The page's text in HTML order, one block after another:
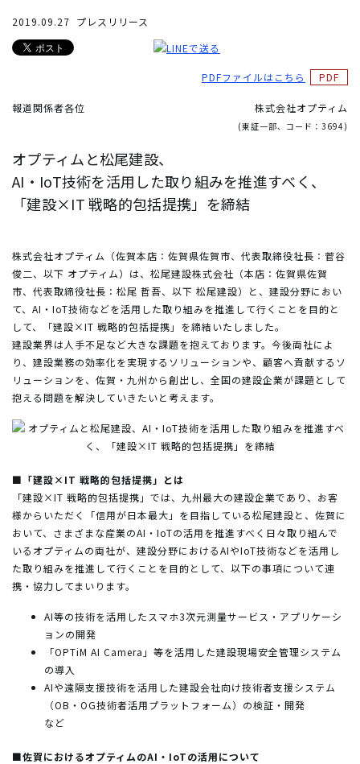
2019.09.27 プレスリリース
PDFファイルはこちら
報道関係者各位 株式会社オプティム
(東証一部、コード：3694)
オプティムと松尾建設、
AI・IoT技術を活用した取り組みを推進すべく、
「建設×IT 戦略的包括提携」を締結
株式会社オプティム（佐賀本店：佐賀県佐賀市、代表取締役社長：菅谷
俊二、以下 オプティム）は、松尾建設株式会社（本店：佐賀県佐賀
市、代表取締役社長：松尾 哲吾、以下 松尾建設）と、建設分野におい
て、AI・IoT技術などを活用した取り組みを推進して行くことを目的と
して、「建設×IT 戦略的包括提携」を締結いたしました。
建設業界は人手不足など大きな課題を抱えております。今後両社によ
り、建設業務の効率化を実現するソリューションや、顧客へ貢献するソ
リューションを、佐賀・九州から創出し、全国の建設企業が課題として
抱える問題を解決していきたいと考えます。
■「建設×IT 戦略的包括提携」とは
「建設×IT 戦略的包括提携」では、九州最大の建設企業であり、お客
様からいただく「信用が日本最大」を目指している松尾建設と、佐賀に
おいて、さまざまな産業のAI・IoTの活用を推進すべく日々取り組んで
いるオプティムの両社が、建設分野におけるAIやIoT技術などを活用し
た取り組みを推進して行くことを目的として、以下の事項について連
携・協力してまいります。
AI等の技術を活用したスマホ3次元測量サービス・アプリケーシ
ョンの開発
「OPTiM AI Camera」等を活用した建設現場安全管理システム
の導入
AIや遠隔支援技術を活用した建設会社向け技術者支援システム
（OB・OG技術者活用プラットフォーム）の検証・開発
など
■佐賀におけるオプティムのAI・IoTの活用について